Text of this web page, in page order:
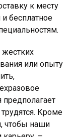
к месту
бесплатное
жестких
или опыту
предполагает
Кроме
чтобы наши